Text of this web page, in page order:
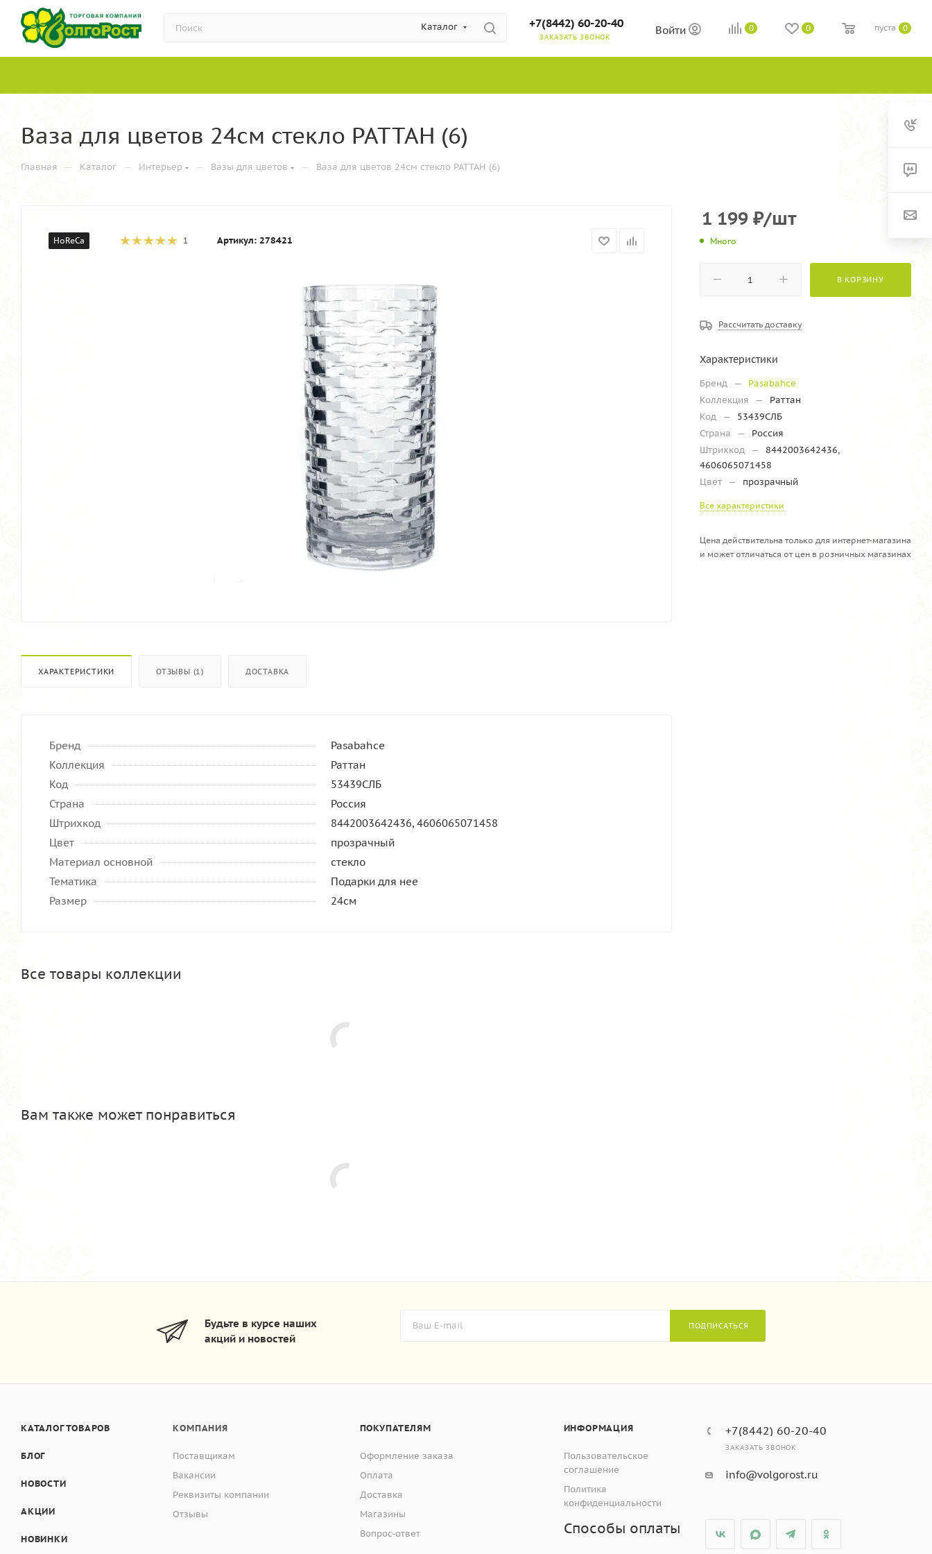
Каталог +7(8442) 60-20-40
ЗАКАЗАТЬ ЗВОНОК
Войти 0 0 0
пуста
Ваза для цветов 24см стекло РАТТАН (6)
Главная — Каталог — Интерьер — Вазы для цветов — Ваза для цветов 24см стекло РАТТАН (6)
HoReCa 1 Артикул: 278421
ХАРАКТЕРИСТИКИ ОТЗЫВЫ (1) ДОСТАВКА
Бренд
Pasabahce
Коллекция
Раттан
Код
53439СЛБ
Страна
Россия
Штрихкод
8442003642436, 4606065071458
Цвет
прозрачный
Материал основной
стекло
Тематика
Подарки для нее
Размер
24см
Все товары коллекции
Вам также может понравиться
1 199 ₽/шт
Много
В КОРЗИНУ
Рассчитать доставку
Характеристики
Бренд —
Pasabahce
Коллекция
—
Раттан
Код —
53439СЛБ
Страна
—
Россия
Штрихкод —
8442003642436,
4606065071458
Цвет — прозрачный
Все характеристики
Цена действительна только для интернет-магазина
и может отличаться от цен в розничных магазинах
Будьте в курсе наших
акций и новостей
ПОДПИСАТЬСЯ
КАТАЛОГ ТОВАРОВ
БЛОГ
НОВОСТИ
АКЦИИ
НОВИНКИ
КОМПАНИЯ
Поставщикам
Вакансии
Реквизиты компании
Отзывы
ПОКУПАТЕЛЯМ
Оформление заказа
Оплата
Доставка
Магазины
Вопрос-ответ
ИНФОРМАЦИЯ
Пользовательское
соглашение
Политика
конфиденциальности
Способы оплаты
+7(8442) 60-20-40
ЗАКАЗАТЬ ЗВОНОК
info@volgorost.ru